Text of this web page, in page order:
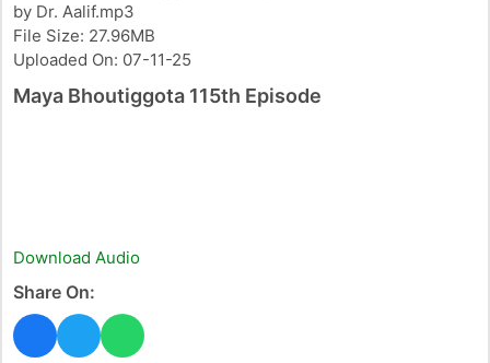
by Dr. Aalif.mp3
File Size: 27.96MB
Uploaded On: 07-11-25
Maya Bhoutiggota 115th Episode
Download Audio
Share On: